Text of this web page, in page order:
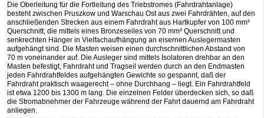
Die Oberleitung für die Fortleitung des Triebstromes (Fahrdrahtanlage)
besteht zwischen Pruszkow und Warschau Ost aus zwei Fahrdrähten, auf den
anschließenden Strecken aus einem Fahrdraht aus Hartkupfer von 100 mm²
Querschnitt, die mittels eines Bronzeseiles von 70 mm² Querschnitt und
senkrechten Hänger in Vielfachaufhängung an eisernen Auslegermasten
aufgehängt sind. Die Masten weisen einen durchschnittlichen Abstand von
70 m voneinander auf. Die Ausleger sind mittels Isolatoren drehbar an den
Masten befestigt, Fahrdraht und Tragseil werden durch an den Endmasten
jeden Fahrdrahtfeldes aufgehängten Gewichte so gespannt, daß der
Fahrdraht praktisch waagerecht – ohne Durchhang – liegt. Ein Fahrdrahtfeld
ist etwa 1200 bis 1300 m lang. Die einzelnen Felder überdecken sich, so daß
die Stromabnehmer der Fahrzeuge während der Fahrt dauernd am Fahrdraht
anliegen.